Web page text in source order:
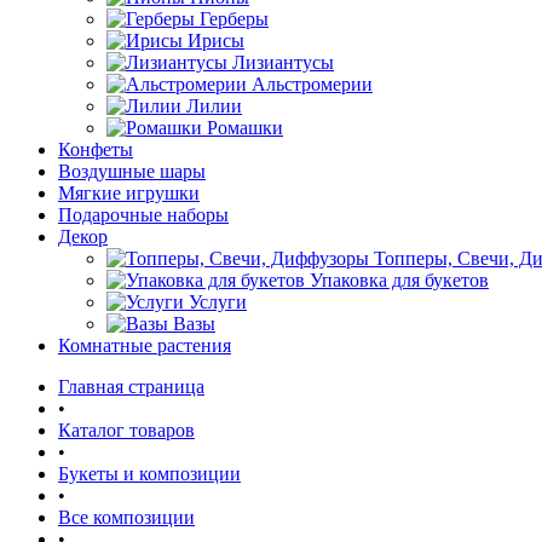
Герберы
Ирисы
Лизиантусы
Альстромерии
Лилии
Ромашки
Конфеты
Воздушные шары
Мягкие игрушки
Подарочные наборы
Декор
Топперы, Свечи,
Упаковка для букетов
Услуги
Вазы
Комнатные растения
Главная страница
•
Каталог товаров
•
Букеты и композиции
•
Все композиции